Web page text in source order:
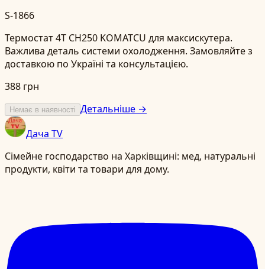
S-1866
Термостат 4T CH250 KOMATCU для максискутера.
Важлива деталь системи охолодження. Замовляйте з
доставкою по Україні та консультацією.
388 грн
Немає в наявності Детальніше →
Дача TV
Сімейне господарство на Харківщині: мед, натуральні
продукти, квіти та товари для дому.